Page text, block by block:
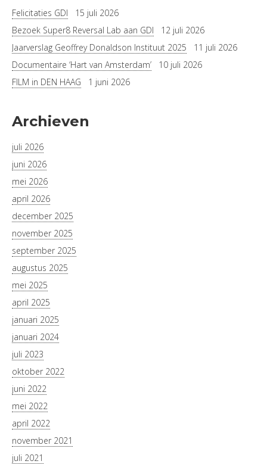
Felicitaties GDI
15 juli 2026
Bezoek Super8 Reversal Lab aan GDI
12 juli 2026
Jaarverslag Geoffrey Donaldson Instituut 2025
11 juli 2026
Documentaire ‘Hart van Amsterdam’
10 juli 2026
FILM in DEN HAAG
1 juni 2026
Archieven
juli 2026
juni 2026
mei 2026
april 2026
december 2025
november 2025
september 2025
augustus 2025
mei 2025
april 2025
januari 2025
januari 2024
juli 2023
oktober 2022
juni 2022
mei 2022
april 2022
november 2021
juli 2021